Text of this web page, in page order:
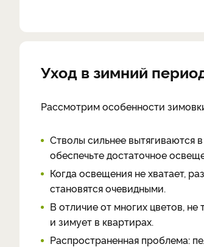
Уход в зимний
Рассмотрим особенности
Стволы сильнее вытягиваются
обеспечьте достаточное
Когда освещения не хватает,
становятся очевидными.
В отличие от многих цветов,
и зимует в квартирах.
Распространенная проблема: